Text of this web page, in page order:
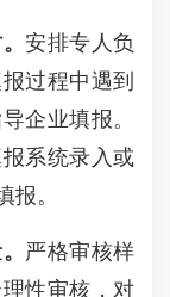
。 安排专人负
过程中遇到
企业填报。
系统录入或
报。
。 严格审核样
性审核，对